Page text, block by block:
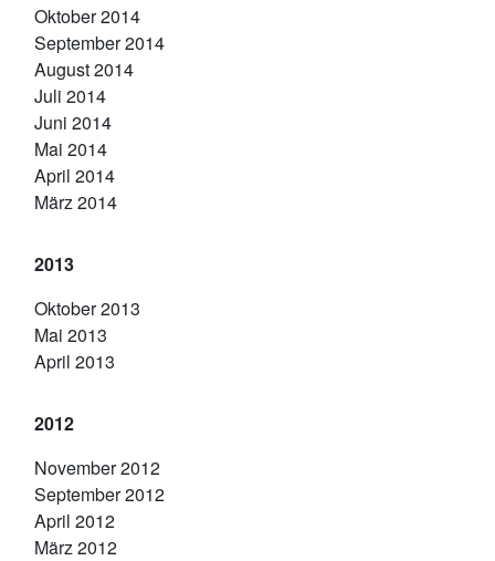
Oktober 2014
September 2014
August 2014
Juli 2014
Juni 2014
Mai 2014
April 2014
März 2014
2013
Oktober 2013
Mai 2013
April 2013
2012
November 2012
September 2012
April 2012
März 2012